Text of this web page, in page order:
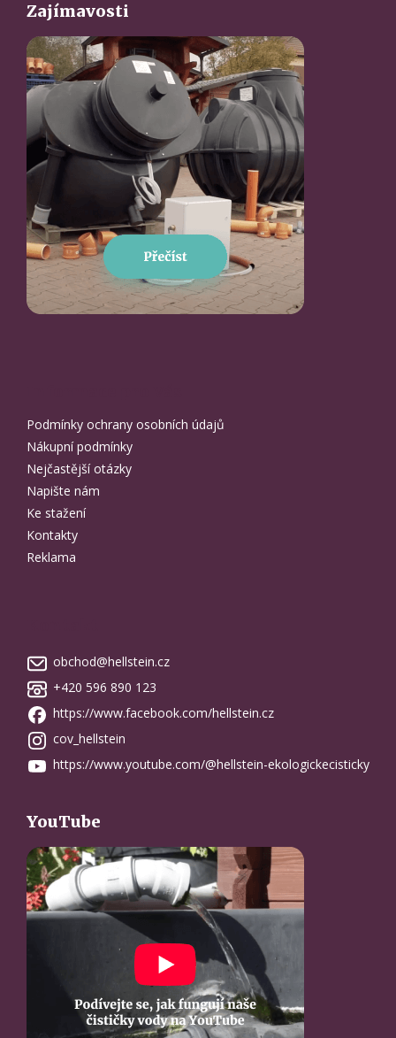
Zajímavosti
Podmínky ochrany osobních údajů
Nákupní podmínky
Nejčastější otázky
Napište nám
Ke stažení
Kontakty
Reklama
obchod@hellstein.cz
+420 596 890 123
https://www.facebook.com/hellstein.cz
cov_hellstein
https://www.youtube.com/@hellstein-ekologickecisticky
YouTube